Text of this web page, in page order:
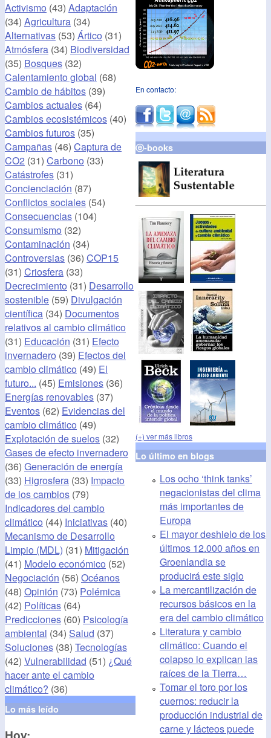
Activismo (43) Adaptación
(34) Agricultura (34)
Alternativas (53) Ártico (31)
Atmósfera (34) Biodiversidad
(35) Bosques (32)
Calentamiento global (68)
Cambio de hábitos (39)
Cambios actuales (64)
Cambios ecosistémicos (40)
Cambios futuros (35)
Campañas (46) Captura de
CO2 (31) Carbono (33)
Catástrofes (31)
Concienciación (87)
Conflictos sociales (54)
Consecuencias (104)
Consumismo (32)
Contaminación (34)
Controversias (36) COP15
(31) Criosfera (33)
Decrecimiento (31) Desarrollo
sostenible (59) Divulgación
científica (34) Documentos
relativos al cambio climático
(31) Educación (31) Efecto
invernadero (39) Efectos del
cambio climático (49) El
futuro... (45) Emisiones (36)
Energías renovables (37)
Eventos (62) Evidencias del
cambio climático (49)
Explotación de suelos (32)
Gases de efecto invernadero
(36) Generación de energía
(33) Higrosfera (33) Impacto
de los cambios (79)
Indicadores del cambio
climático (44) Iniciativas (40)
Mecanismo de Desarrollo
Limpio (MDL) (31) Mitigación
(41) Modelo económico (52)
Negociación (56) Océanos
(48) Opinión (73) Polémica
(42) Políticas (64)
Predicciones (60) Psicología
ambiental (34) Salud (37)
Soluciones (38) Tecnologías
(42) Vulnerabilidad (51) ¿Qué
hacer ante el cambio
climático? (36)
Lo más leído
En contacto:
ⓔ-books
(+) ver más libros
Lo último en blogs
Los ocho ‘think tanks’
negacionistas del clima
más importantes de
Europa
El mayor deshielo de los
últimos 12.000 años en
Groenlandia se
producirá este siglo
La mercantilización de
recursos básicos en la
era del cambio climático
Literatura y cambio
climático: Cuando el
colapso lo explican las
raíces de la Tierra…
Tomar el toro por los
cuernos: reducir la
producción industrial de
carne y lácteos puede